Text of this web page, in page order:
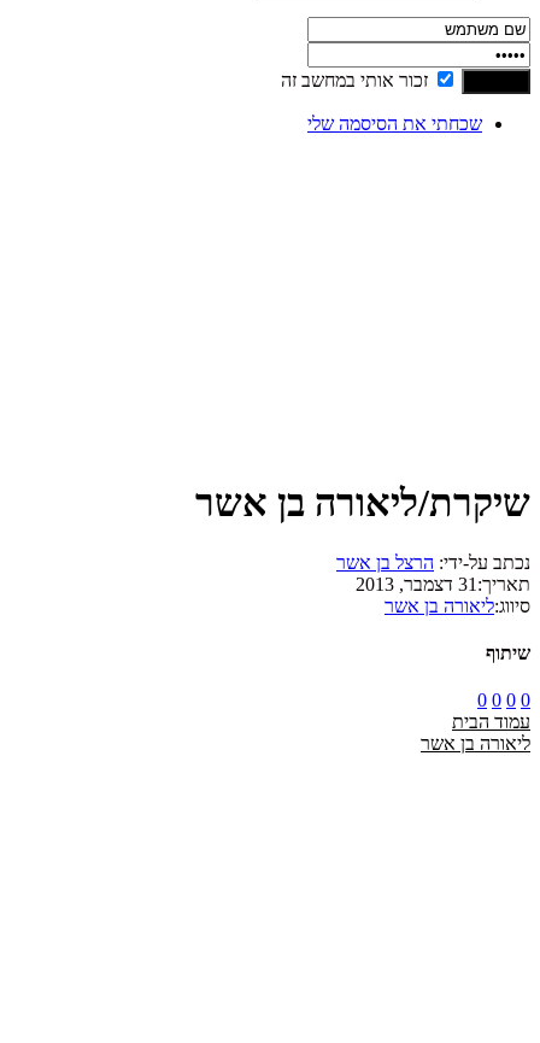
זכור אותי במחשב זה
שכחתי את הסיסמה שלי
שיקרת/ליאורה בן אשר
נכתב על-ידי: הרצל בן אשר
תאריך: 31 דצמבר, 2013
סיווג:ליאורה בן אשר
שיתוף
0
0
0
0
עמוד הבית
ליאורה בן אשר